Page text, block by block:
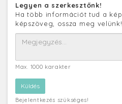
Legyen a szerkesztőnk!
Ha több információt tud a
képszöveg, ossza meg velünk!
Max. 1000 karakter
Bejelentkezés szükséges!